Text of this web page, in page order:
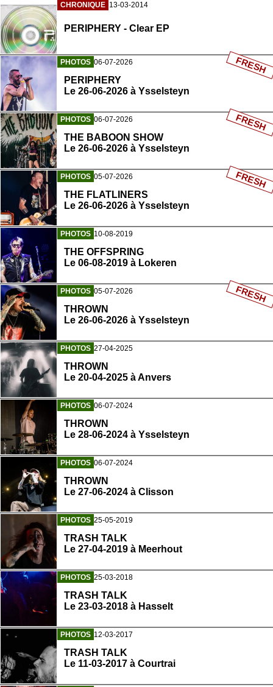
CHRONIQUE 13-03-2014
PERIPHERY - Clear EP
PHOTOS 06-07-2026
PERIPHERY
Le 26-06-2026 à Ysselsteyn
FRESH
PHOTOS 06-07-2026
THE BABOON SHOW
Le 26-06-2026 à Ysselsteyn
FRESH
PHOTOS 05-07-2026
THE FLATLINERS
Le 26-06-2026 à Ysselsteyn
FRESH
PHOTOS 10-08-2019
THE OFFSPRING
Le 06-08-2019 à Lokeren
PHOTOS 05-07-2026
THROWN
Le 26-06-2026 à Ysselsteyn
FRESH
PHOTOS 27-04-2025
THROWN
Le 20-04-2025 à Anvers
PHOTOS 06-07-2024
THROWN
Le 28-06-2024 à Ysselsteyn
PHOTOS 06-07-2024
THROWN
Le 27-06-2024 à Clisson
PHOTOS 25-05-2019
TRASH TALK
Le 27-04-2019 à Meerhout
PHOTOS 25-03-2018
TRASH TALK
Le 23-03-2018 à Hasselt
PHOTOS 12-03-2017
TRASH TALK
Le 11-03-2017 à Courtrai